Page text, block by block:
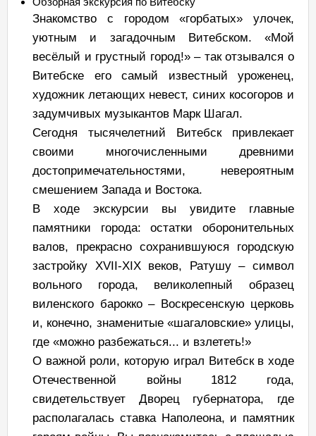
Знакомство с городом «горбатых» улочек,
уютным и загадочным Витебском. «Мой
весёлый и грустный город!» – так отзывался о
Витебске его самый известный уроженец,
художник летающих невест, синих косогоров и
задумчивых музыкантов Марк Шагал.
Сегодня тысячелетний Витебск привлекает
своими многочисленными древними
достопримечательностями, невероятным
смешением Запада и Востока.
В ходе экскурсии вы увидите главные
памятники города: остатки оборонительных
валов, прекрасно сохранившуюся городскую
застройку XVII-XIX веков, Ратушу – символ
вольного города, великолепный образец
виленского барокко – Воскресенскую церковь
и, конечно, знаменитые «шагаловские» улицы,
где «можно разбежаться... и взлететь!»
О важной роли, которую играл Витебск в ходе
Отечественной войны 1812 года,
свидетельствует Дворец губернатора, где
располагалась ставка Наполеона, и памятник